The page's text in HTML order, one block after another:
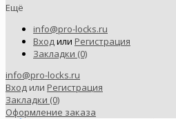
Ещё
info@pro-locks.ru
Входили Регистрация
Закладки (0)
info@pro-locks.ru
Вход или Регистрация
Закладки (0)
Оформление заказа